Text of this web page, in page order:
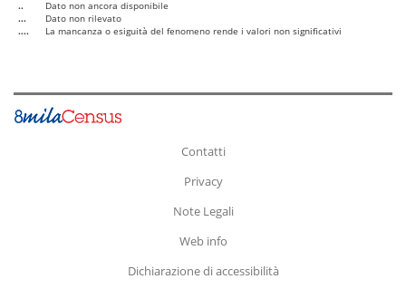
..
Dato non ancora disponibile
...
Dato non rilevato
....
La mancanza o esiguità del fenomeno rende i valori non significativi
Contatti
Privacy
Note Legali
Web info
Dichiarazione di accessibilità